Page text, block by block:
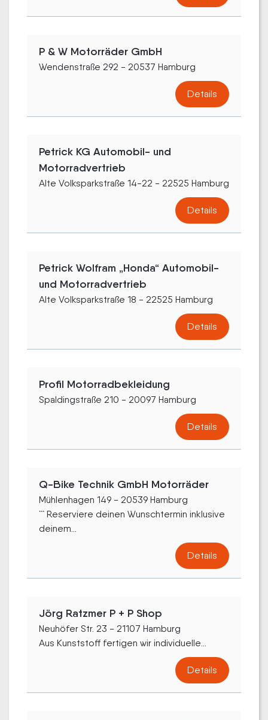
P & W Motorräder GmbH
Wendenstraße 292 - 20537 Hamburg
Details
Petrick KG Automobil- und
Motorradvertrieb
Alte Volksparkstraße 14-22 - 22525 Hamburg
Details
Petrick Wolfram „Honda“ Automobil-
und Motorradvertrieb
Alte Volksparkstraße 18 - 22525 Hamburg
Details
Profil Motorradbekleidung
Spaldingstraße 210 - 20097 Hamburg
Details
Q-Bike Technik GmbH Motorräder
Mühlenhagen 149 - 20539 Hamburg
``` Reserviere deinen Wunschtermin inklusive
deinem...
Details
Jörg Ratzmer P + P Shop
Neuhöfer Str. 23 - 21107 Hamburg
Aus Kunststoff fertigen wir individuelle...
Details